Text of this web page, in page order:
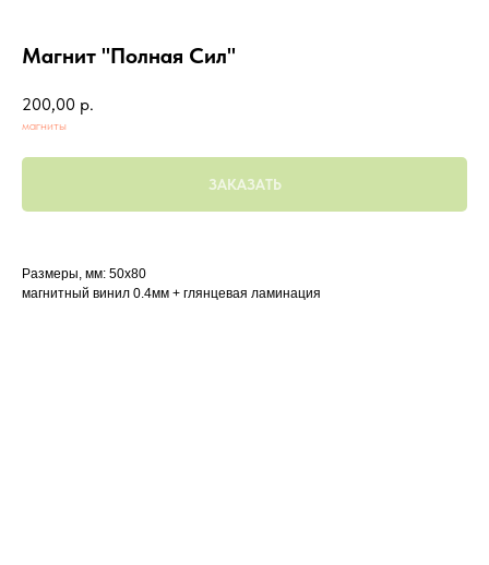
Магнит "Полная Сил"
200,00 р.
магниты
ЗАКАЗАТЬ
Размеры, мм: 50х80
магнитный винил 0.4мм + глянцевая ламинация